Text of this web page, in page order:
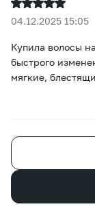
04.12.2025 15:05
Купила волосы
быстрого
мягкие,